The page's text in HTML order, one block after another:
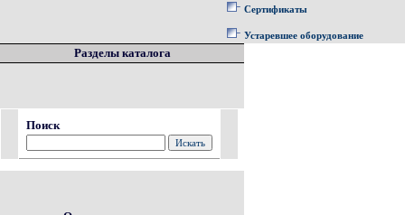
Сертификаты
Устаревшее оборудование
Разделы каталога
Поиск